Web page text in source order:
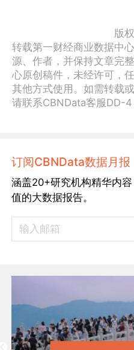
版
转载第一财经商业数据中
源、作者，并保持文章完
心原创稿件，未经许可，
其他方式使用。如需转载
请联系CBNData客服DD-4
订阅CBNData数据月报
涵盖20+研究机构精华内
值的大数据报告。